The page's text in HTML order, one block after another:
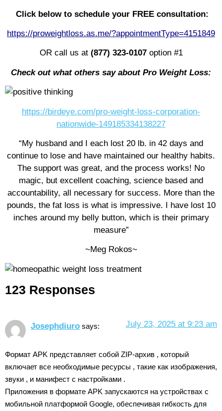
Click below to schedule your FREE consultation:
https://proweightloss.as.me/?appointmentType=4151849
OR call us at (877) 323-0107option #1
Check out what others say about Pro Weight Loss:
https://birdeye.com/pro-weight-loss-corporation-
nationwide-149185334138227
“My husband and I each lost 20 lb. in 42 days and
continue to lose and have maintained our healthy habits.
The support was great, and the process works! No
magic, but excellent coaching, science based and
accountability, all necessary for success. More than the
pounds, the fat loss is what is impressive. I have lost 10
inches around my belly button, which is their primary
measure”
~Meg Rokos~
123 Responses
Josephdiuro says: July 23, 2025 at 9:23 am
Формат APK представляет собой ZIP-архив , который
включает все необходимые ресурсы , такие как изображения,
звуки , и манифест с настройками .
Приложения в формате APK запускаются на устройствах с
мобильной платформой Google, обеспечивая гибкость для